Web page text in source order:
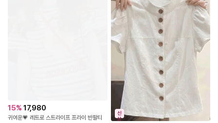
15% 17,980
귀여운💗 레트로 스트라이프 프라이 반팔티
신
상